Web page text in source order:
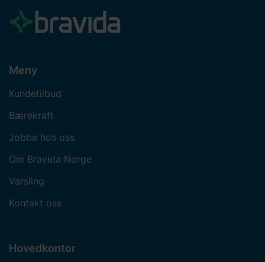
Meny
Kundetilbud
Bærekraft
Jobbe hos oss
Om Bravida Norge
Varsling
Kontakt oss
Hovedkontor